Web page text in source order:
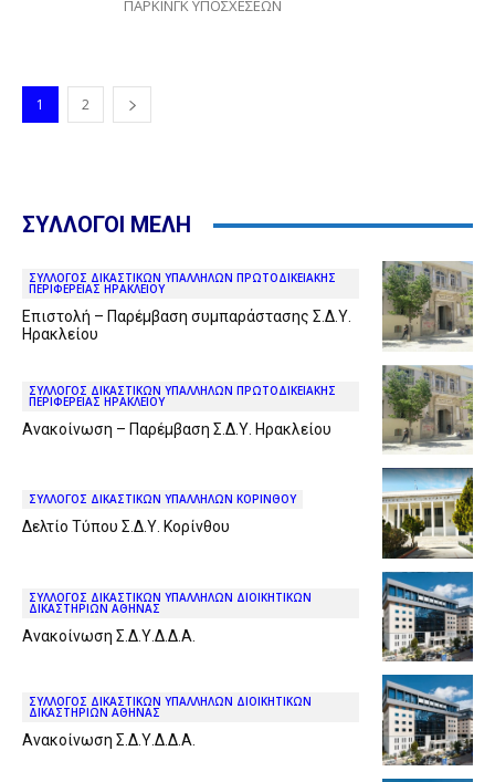
ΠΑΡΚΙΝΓΚ ΥΠΟΣΧΕΣΕΩΝ
1 2
ΣΥΛΛΟΓΟΙ ΜΕΛΗ
ΣΥΛΛΟΓΟΣ ΔΙΚΑΣΤΙΚΩΝ ΥΠΑΛΛΗΛΩΝ ΠΡΩΤΟΔΙΚΕΙΑΚΗΣ
ΠΕΡΙΦΕΡΕΙΑΣ ΗΡΑΚΛΕΙΟΥ
Επιστολή – Παρέμβαση συμπαράστασης Σ.Δ.Υ.
Ηρακλείου
ΣΥΛΛΟΓΟΣ ΔΙΚΑΣΤΙΚΩΝ ΥΠΑΛΛΗΛΩΝ ΠΡΩΤΟΔΙΚΕΙΑΚΗΣ
ΠΕΡΙΦΕΡΕΙΑΣ ΗΡΑΚΛΕΙΟΥ
Ανακοίνωση – Παρέμβαση Σ.Δ.Υ. Ηρακλείου
ΣΥΛΛΟΓΟΣ ΔΙΚΑΣΤΙΚΩΝ ΥΠΑΛΛΗΛΩΝ ΚΟΡΙΝΘΟΥ
Δελτίο Τύπου Σ.Δ.Υ. Κορίνθου
ΣΥΛΛΟΓΟΣ ΔΙΚΑΣΤΙΚΩΝ ΥΠΑΛΛΗΛΩΝ ΔΙΟΙΚΗΤΙΚΩΝ
ΔΙΚΑΣΤΗΡΙΩΝ ΑΘΗΝΑΣ
Ανακοίνωση Σ.Δ.Υ.Δ.Δ.Α.
ΣΥΛΛΟΓΟΣ ΔΙΚΑΣΤΙΚΩΝ ΥΠΑΛΛΗΛΩΝ ΔΙΟΙΚΗΤΙΚΩΝ
ΔΙΚΑΣΤΗΡΙΩΝ ΑΘΗΝΑΣ
Ανακοίνωση Σ.Δ.Υ.Δ.Δ.Α.